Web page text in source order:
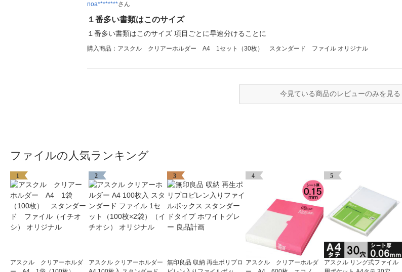
noa********さん
１番多い書類はこのサイズ
１番多い書類はこのサイズ 項目ごとに早速分けることに
購入商品：アスクル クリアーホルダー A4 1セット（30枚） スタンダード ファイル オリジナル
今見ている商品のレビューのみを見る
ファイルの人気ランキング
1
アスクル クリアーホルダ
2
アスクル クリアーホルダー
3
無印良品 収納 再生ポリプロ
4
アスクル クリアーホルダ
5
アスクル リング式ファイル